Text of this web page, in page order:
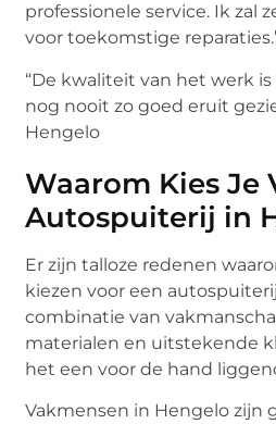
professionele service. Ik zal
voor toekomstige
“De kwaliteit van het werk
nog nooit zo goed eruit
Hengelo
Waarom Kies Je
Autospuiterij in
Er zijn talloze redenen
kiezen voor een
combinatie van
materialen en uitstekende
het een voor de hand
Vakmensen in Hengelo zijn